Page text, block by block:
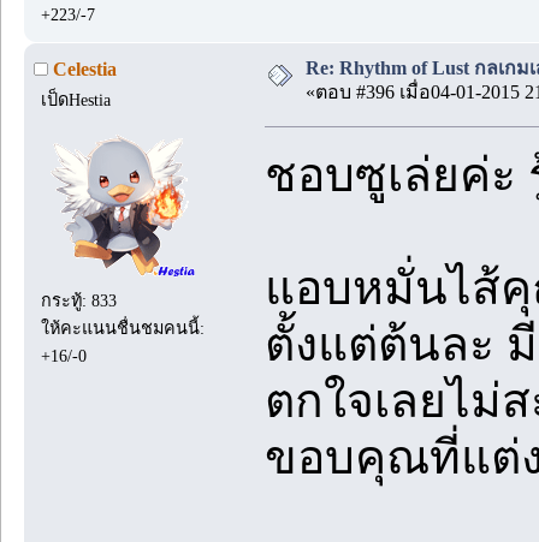
+223/-7
Celestia
เป็ดHestia
กระทู้: 833
ให้คะแนนชื่นชมคนนี้:
+16/-0
Re: Rhythm of Lust กลเกม
«ตอบ #396 เมื่อ04-01-2015
ชอบซูเล่ยค่ะ
แอบหมั่นไส้คุ
ตั้งแต่ต้นละ
ตกใจเลยไม่
ขอบคุณที่แต่